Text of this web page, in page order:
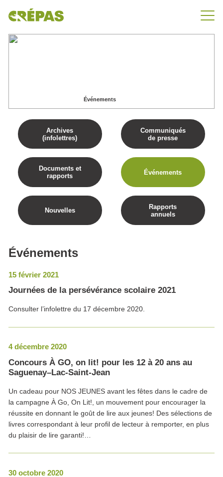
Événements
Archives
(infolettres)
Communiqués
de presse
Documents et
rapports
Événements
Nouvelles
Rapports
annuels
Événements
15 février 2021
Journées de la persévérance scolaire 2021
Consulter l’infolettre du 17 décembre 2020.
4 décembre 2020
Concours À GO, on lit! pour les 12 à 20 ans au
Saguenay–Lac-Saint-Jean
Un cadeau pour NOS JEUNES avant les fêtes dans le cadre de
la campagne À Go, On Lit!, un mouvement pour encourager la
réussite en donnant le goût de lire aux jeunes! Des sélections de
livres correspondant à leur profil de lecteur à remporter, en plus
du plaisir de lire garanti!…
30 octobre 2020